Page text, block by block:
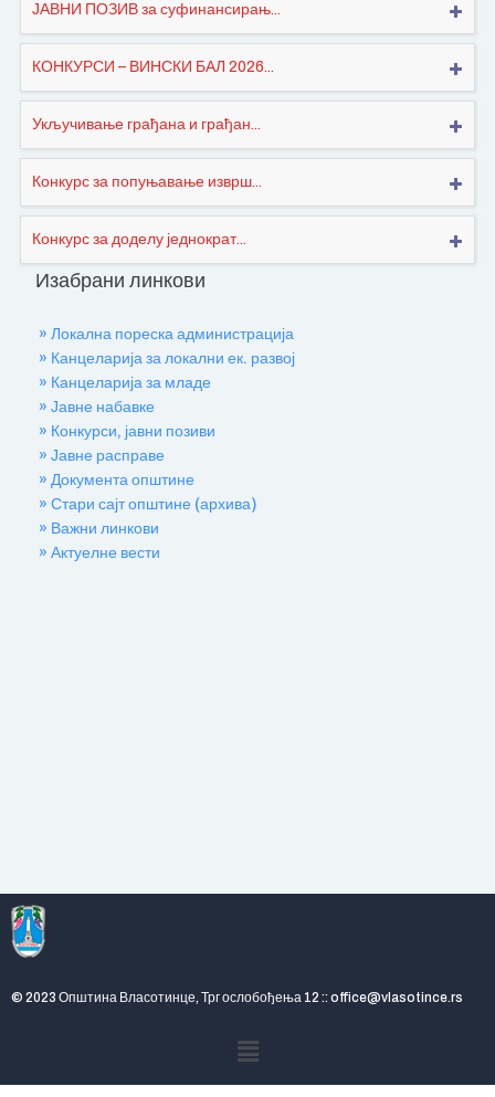
ЈАВНИ ПОЗИВ за суфинансирањ...
КОНКУРСИ – ВИНСКИ БАЛ 2026...
Укључивање грађана и грађан...
Конкурс за попуњавање изврш...
Конкурс за доделу једнократ...
Изабрани линкови
» Локална пореска администрација
» Канцеларија за локални ек. развој
» Канцеларија за младе
» Јавне набавке
» Конкурси, јавни позиви
» Јавне расправе
» Документа општине
» Стари сајт општине (архива)
» Важни линкови
» Актуелне вести
© 2023 Општина Власотинце, Трг ослобођења 12 :: office@vlasotince.rs